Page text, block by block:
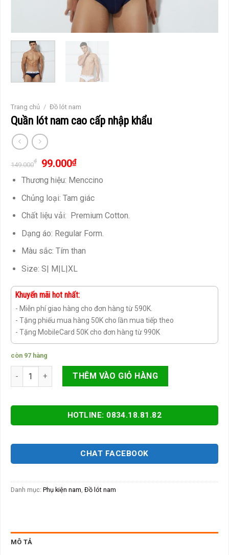
Trang chủ / Đồ lót nam
Quần lót nam cao cấp nhập khẩu
149.000
₫ 99.000₫
Thương hiệu: Menccino
Chủng loại: Tam giác
Chất liệu vải: Premium Cotton.
Dạng áo: Regular Form.
Màu sắc: Tím than
Size: S| M|L|XL
Khuyến mãi hot nhất:
- Miễn phí giao hàng cho đơn hàng từ 590K.
- Tặng phiếu mua hàng 50K cho lần mua tiếp theo
- Tặng MobileCard 50K cho đơn hàng từ 990K
còn 97 hàng
Quần lót nam cao cấp nhập khẩu số lượng
THÊM VÀO GIỎ HÀNG
HOTLINE: 0834.18.81.82
CHAT FACEBOOK
Danh mục: Phụ kiện nam Đồ lót nam
MÔ TẢ